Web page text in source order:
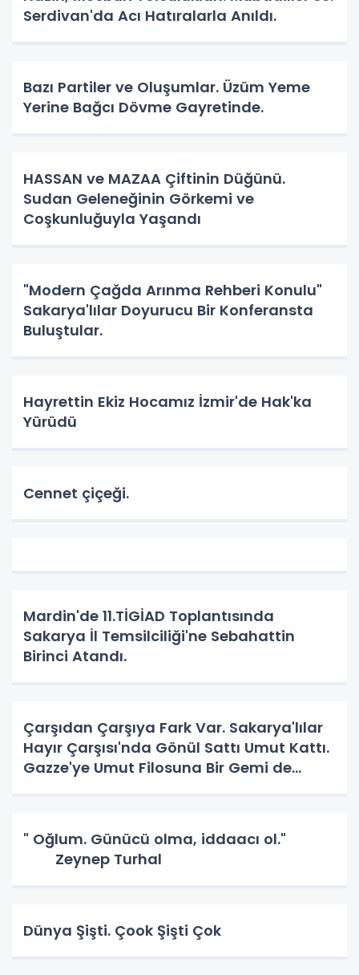
Serdivan'da Acı Hatıralarla Anıldı.
Bazı Partiler ve Oluşumlar. Üzüm Yeme
Yerine Bağcı Dövme Gayretinde.
HASSAN ve MAZAA Çiftinin Düğünü.
Sudan Geleneğinin Görkemi ve
Coşkunluğuyla Yaşandı
"Modern Çağda Arınma Rehberi Konulu"
Sakarya'lılar Doyurucu Bir Konferansta
Buluştular.
Hayrettin Ekiz Hocamız İzmir'de Hak'ka
Yürüdü
Cennet çiçeği.
Mardin'de 11.TİGİAD Toplantısında
Sakarya İl Temsilciliği'ne Sebahattin
Birinci Atandı.
Çarşıdan Çarşıya Fark Var. Sakarya'lılar
Hayır Çarşısı'nda Gönül Sattı Umut Kattı.
Gazze'ye Umut Filosuna Bir Gemi de
" Oğlum. Günücü olma, iddaacı ol."
Zeynep Turhal
Dünya Şişti. Çook Şişti Çok